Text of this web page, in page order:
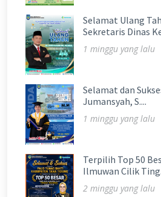
Selamat Ulang
Sekretaris Dinas
1 minggu yang lalu
Selamat dan
Jumansyah, S....
1 minggu yang lalu
Terpilih Top 50
Ilmuwan Cilik
2 minggu yang lalu